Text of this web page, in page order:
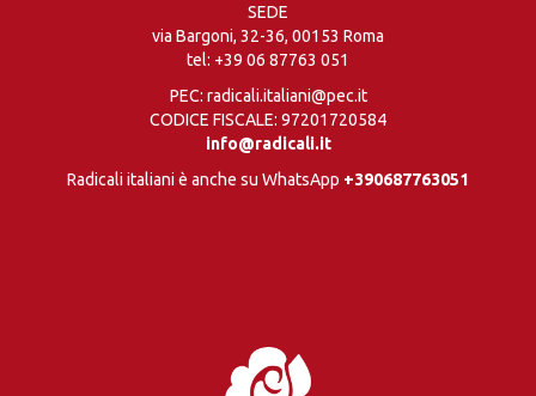
SEDE
via Bargoni, 32-36, 00153 Roma
tel: +39 06 87763 051
PEC: radicali.italiani@pec.it
CODICE FISCALE: 97201720584
info@radicali.it
Radicali italiani è anche su WhatsApp +390687763051